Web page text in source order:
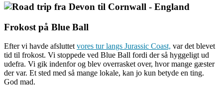
Frokost på Blue Ball
Efter vi havde afsluttetvores tur langs Jurassic Coast, var det blevet
tid til frokost. Vi stoppede ved Blue Ball fordi der så hyggeligt ud
udefra. Vi gik indenfor og blev overrasket over, hvor mange gæster
der var. Et sted med så mange lokale, kan jo kun betyde en ting.
God mad.